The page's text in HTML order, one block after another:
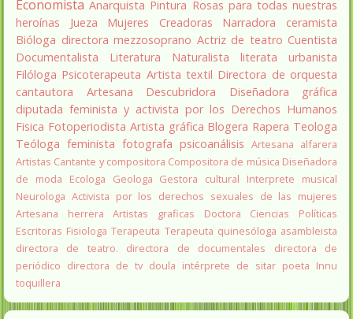
Economista Anarquista Pintura Rosas para todas nuestras
heroínas
Jueza Mujeres Creadoras Narradora
ceramista
Bióloga directora mezzosoprano Actriz de teatro Cuentista
Documentalista
Literatura Naturalista literata
urbanista
Filóloga Psicoterapeuta Artista textil Directora de orquesta
cantautora
Artesana Descubridora
Diseñadora gráfica
diputada feminista y activista por los Derechos Humanos
Fisica Fotoperiodista Artista gráfica Blogera Rapera Teologa
Teóloga feminista fotografa psicoanálisis Artesana alfarera
Artistas Cantante y compositora Compositora de música Diseñadora
de moda
Ecologa Geologa Gestora cultural
Interprete musical
Neurologa Activista por los derechos sexuales de las mujeres
Artesana herrera
Artistas graficas
Doctora Ciencias Políticas
Escritoras Fisiologa Terapeuta Terapeuta quinesóloga asambleista
directora de teatro.
directora de documentales
directora de
periódico directora de tv doula intérprete de sitar poeta Innu
toquillera